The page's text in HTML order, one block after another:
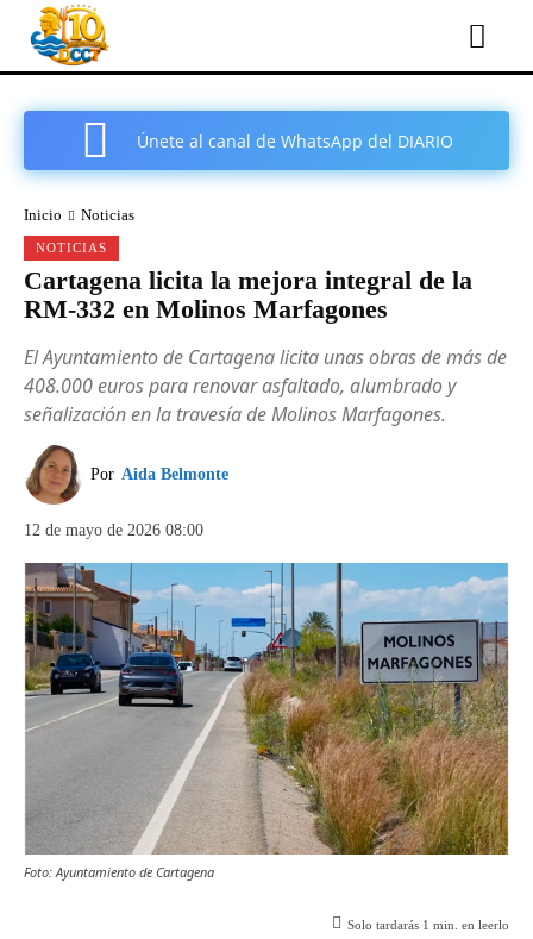
Únete al canal de WhatsApp del DIARIO
Inicio Noticias
NOTICIAS
Cartagena licita la mejora integral de la
RM-332 en Molinos Marfagones
El Ayuntamiento de Cartagena licita unas obras de más de
408.000 euros para renovar asfaltado, alumbrado y
señalización en la travesía de Molinos Marfagones.
Por Aida Belmonte
12 de mayo de 2026 08:00
Foto: Ayuntamiento de Cartagena
Solo tardarás 1 min. en leerlo